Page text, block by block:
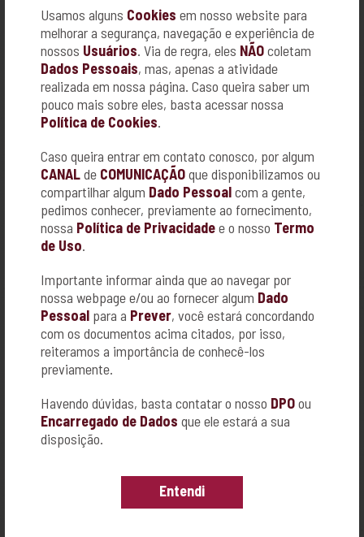
Usamos alguns Cookies em nosso website para
melhorar a segurança, navegação e experiência de
nossos Usuários. Via de regra, eles NÃOcoletam
Dados Pessoais, mas, apenas a atividade
realizada em nossa página. Caso queira saber um
pouco mais sobre eles, basta acessar nossa
Política de Cookies.
Caso queira entrar em contato conosco, por algum
CANALde COMUNICAÇÃOque disponibilizamos ou
compartilhar algum Dado Pessoalcom a gente,
pedimos conhecer, previamente ao fornecimento,
nossa Política de Privacidadee o nosso Termo
de Uso.
Importante informar ainda que ao navegar por
nossa webpage e/ou ao fornecer algum Dado
Pessoal para a Prever, você estará concordando
com os documentos acima citados, por isso,
reiteramos a importância de conhecê-los
previamente.
Havendo dúvidas, basta contatar o nosso DPOou
Encarregado de Dados que ele estará a sua
disposição.
Entendi
HABILITAÇÃO:
DISPONIBILIDADE:
ESCOLARIDADE E
FORMAÇÃO